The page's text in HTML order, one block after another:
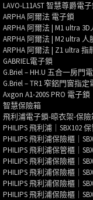
LAVO-L11AST 智慧尊爵電
ARPHA 阿爾法 電子鎖
ARPHA 阿爾法 | M1 ultra
ARPHA 阿爾法 | M2 ultra
ARPHA 阿爾法 | Z1 ultra
GABRIEL電子鎖
G.Briel – HH.U 五合一房門
G.Briel – TR1 窄鋁門窗指定
Axgon A1-200S PRO 電子
智慧保險箱
飛利浦電子鎖-晾衣架-保
PHILIPS 飛利浦｜SBX102
PHILIPS 飛利浦保險櫃｜
PHILIPS 飛利浦保管櫃｜
PHILIPS 飛利浦保險櫃｜
PHILIPS 飛利浦保險櫃｜
PHILIPS 飛利浦保險櫃｜
PHILIPS 飛利浦保險櫃｜